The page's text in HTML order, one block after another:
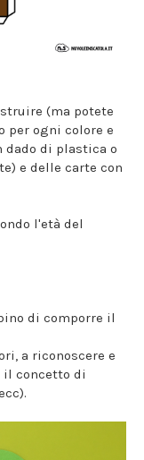
(ma potete
per ogni colore e
dado di plastica o
e delle carte con
l'età del
di comporre il
a riconoscere e
il concetto di